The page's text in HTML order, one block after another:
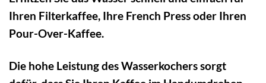
Ihren Filterkaffee, Ihre French Press oder Ihren
Pour-Over-Kaffee.
Die hohe Leistung des Wasserkochers sorgt